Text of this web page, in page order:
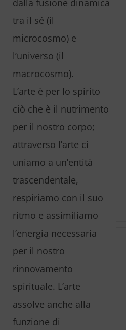
tra il sé (il
microcosmo) e
l’universo (il
macrocosmo).
L’arte è per lo spirito
ciò che è il nutrimento
per il nostro corpo;
attraverso l’arte ci
uniamo a un’entità
trascendentale,
respiriamo con il suo
ritmo e assimiliamo
l’energia necessaria
per il nostro
rinnovamento
spirituale. L’arte
assolve anche alla
funzione di